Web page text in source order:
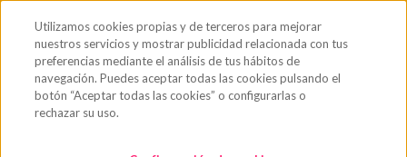
Bienestar
Utilizamos cookies propias y de terceros para mejorar
nuestros servicios y mostrar publicidad relacionada con tus
preferencias mediante el análisis de tus hábitos de
navegación. Puedes aceptar todas las cookies pulsando el
botón “Aceptar todas las cookies” o configurarlas o
rechazar su uso.